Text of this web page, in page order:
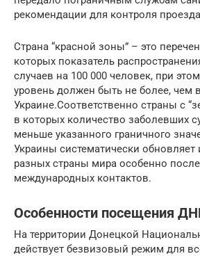
рекомендации для контроля
Страна “красной зоны” – это
которых показатель
случаев на 100 000 человек, при
уровень должен быть не более, чем в
Украине.Соответственно страны с
в которых количество заболевших
меньше указанного граничного
Украины систематически
разных страны мира особенно
международных контактов.
Особенности посещения
На территории Донецкой
действует безвизовый режим для